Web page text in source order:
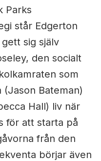
Parks
står Edgerton
sig själv
den socialt
som
Bateman)
Hall) liv när
för att starta på
från den
börjar även